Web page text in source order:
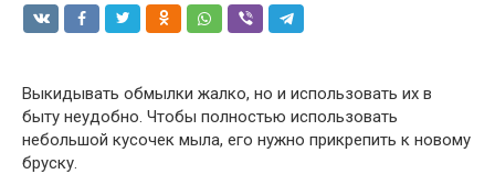
Выкидывать обмылки жалко, но и использовать их в
быту неудобно. Чтобы полностью использовать
небольшой кусочек мыла, его нужно прикрепить к новому
бруску.